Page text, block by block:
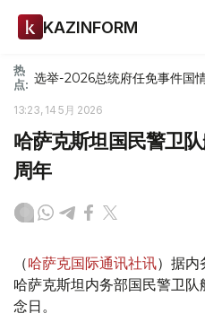
KAZINFORM
热
点: 选举-2026总统府任免事件国
13:23, 14 5月 2026
哈萨克斯坦国民警卫
周年
（哈萨克国际通讯社讯）据内
哈萨克斯坦内务部国民警卫
念日。